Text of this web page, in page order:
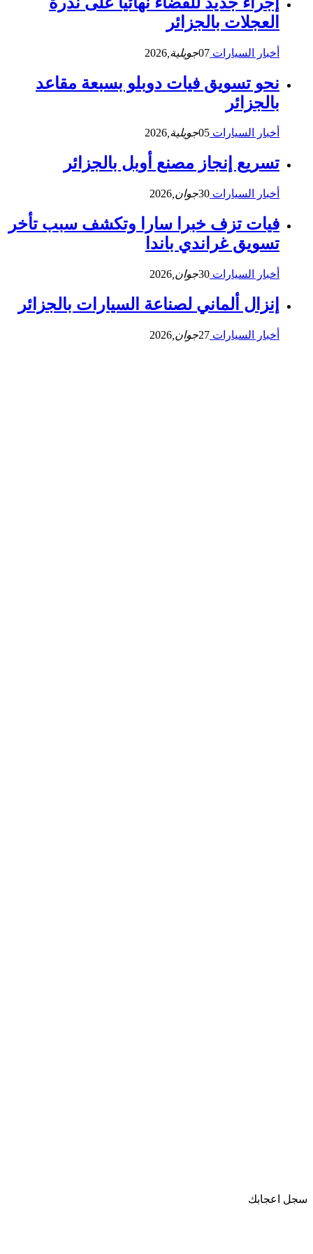
العجلات بالجزائر
أخبار السيارات 07جويلية, 2026
نحو تسويق فيات دوبلو بسبعة مقاعد
بالجزائر
أخبار السيارات 05جويلية,2026
تسريع إنجاز مصنع أوبل بالجزائر
أخبار السيارات 30جوان, 2026
فيات تزف خبرا سارا وتكشف سبب تأخر
تسويق غراندي باندا
أخبار السيارات 30جوان, 2026
إنزال ألماني لصناعة السيارات بالجزائر
أخبار السيارات 27جوان, 2026
سجل اعجابك